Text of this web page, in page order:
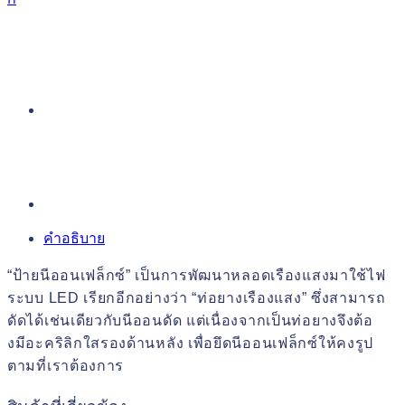
คำอธิบาย
“ป้ายนีออนเฟล็กซ์” เป็นการพัฒนาหลอดเรืองแสงมาใช้ไฟ
ระบบ LED เรียกอีกอย่างว่า “ท่อยางเรืองแสง” ซึ่งสามารถ
ดัดได้เช่นเดียวกับนีออนดัด แต่เนื่องจากเป็นท่อยางจึงต้อ
งมีอะคริลิกใสรองด้านหลัง เพื่อยึดนีออนเฟล็กซ์ให้คงรูป
ตามที่เราต้องการ